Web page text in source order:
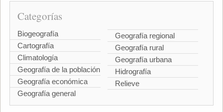
Categorías
Biogeografía
Cartografía
Climatología
Geografía de la población
Geografía económica
Geografía general
Geografía regional
Geografía rural
Geografía urbana
Hidrografía
Relieve